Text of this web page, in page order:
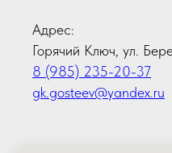
Адрес:
Горячий Ключ, ул.
8 (985) 235-20-37
gk.gosteev@yandex.ru